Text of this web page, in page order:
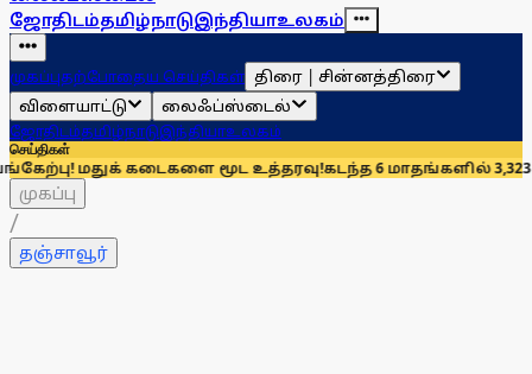
ஜோதிடம்தமிழ்நாடுஇந்தியாஉலகம்
முகப்புதற்போதைய செய்திகள் திரை | சின்னத்திரை
விளையாட்டு
லைஃப்ஸ்டைல்
ஜோதிடம்தமிழ்நாடுஇந்தியாஉலகம்
செய்திகள்
கடைகளை மூட உத்தரவு!கடந்த 6 மாதங்களில் 3,323
முகப்பு
/
தஞ்சாவூர்